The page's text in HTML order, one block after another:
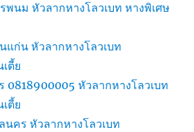
พนม หัวลากหางโลวเบท หางพิเศษ
แก่น หัวลากหางโลวเบท
ตี้ย
0818900005 หัวลากหางโลวเบท
ตี้ย
นคร หัวลากหางโลวเบท